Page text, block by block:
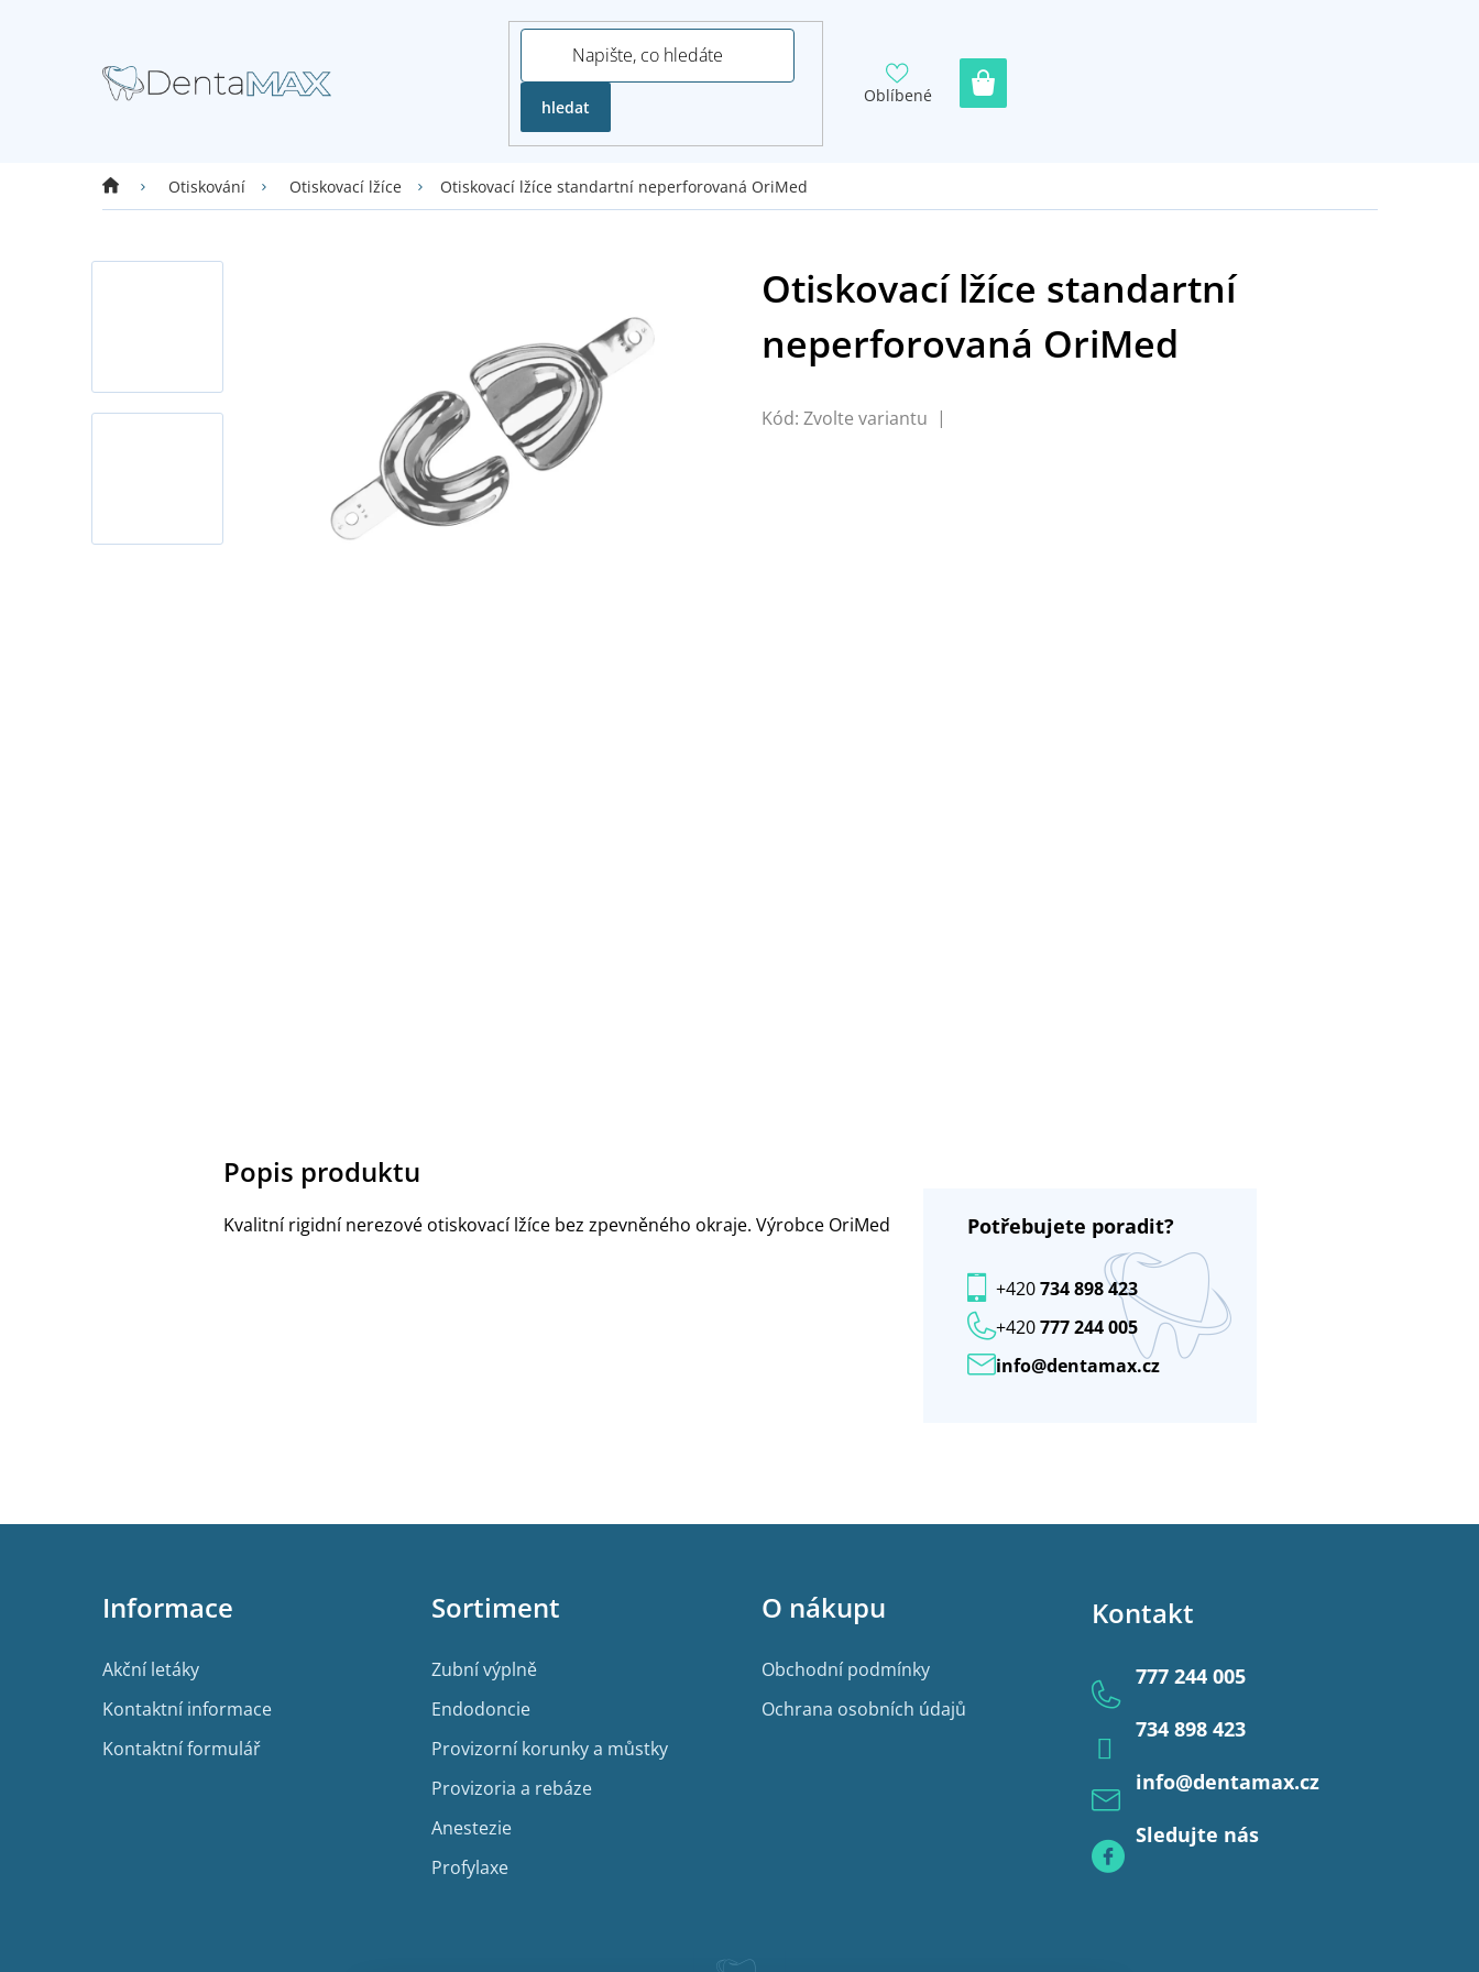
hledat
Oblíbené
Domů Otiskování Otiskovací lžíce Otiskovací lžíce standartní neperforovaná OriMed
Kód: Zvolte variantu
Popis produktu
Kvalitní rigidní nerezové otiskovací lžíce bez zpevněného okraje. Výrobce OriMed Potřebujete poradit?
info@dentamax.cz
+420777 244 005
+420734 898 423
Informace
Akční letáky
Kontaktní informace
Kontaktní formulář
Sortiment
Zubní výplně
Endodoncie
Provizorní korunky a můstky
Provizoria a rebáze
Anestezie
Profylaxe
O nákupu
Obchodní podmínky
Ochrana osobních údajů
Kontakt
info@dentamax.cz
777 244 005
734 898 423
Sledujte nás